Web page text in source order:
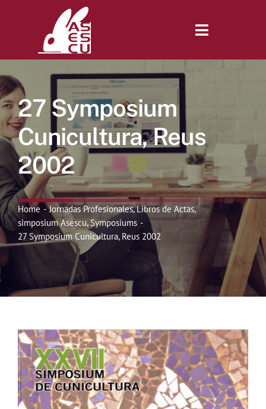
Toggle
Inicio
Revista
Tienda
Lonjas
Symposiums
Noticias
Contactar
WooCommerce My Account
27 Symposium
Cunicultura, Reus
2002
Home Jornadas Profesionales Libros de Actas
simposium Asescu Symposiums
27 Symposium Cunicultura, Reus 2002